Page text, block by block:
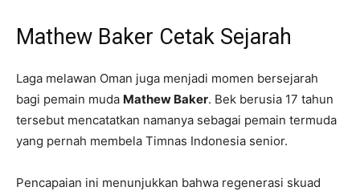
Mathew Baker Cetak Sejarah
Laga melawan Oman juga menjadi momen bersejarah
bagi pemain muda Mathew Baker. Bek berusia 17 tahun
tersebut mencatatkan namanya sebagai pemain termuda
yang pernah membela Timnas Indonesia senior.
Pencapaian ini menunjukkan bahwa regenerasi skuad